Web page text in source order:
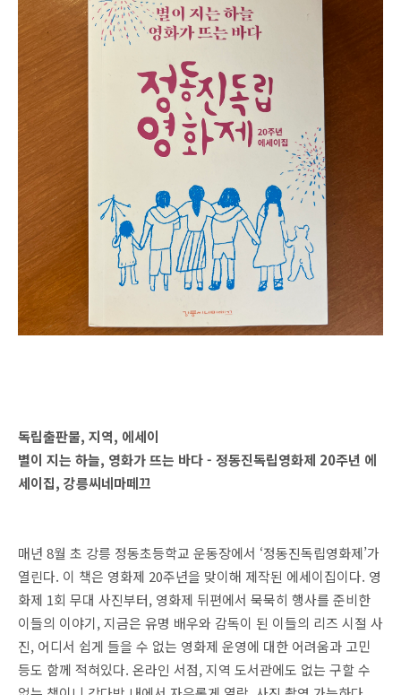
독립출판물, 지역, 에세이
별이 지는 하늘, 영화가 뜨는 바다 - 정동진독립영화제 20주년 에
세이집, 강릉씨네마떼끄
매년 8월 초 강릉 정동초등학교 운동장에서 ‘정동진독립영화제’가
열린다. 이 책은 영화제 20주년을 맞이해 제작된 에세이집이다. 영
화제 1회 무대 사진부터, 영화제 뒤편에서 묵묵히 행사를 준비한
이들의 이야기,지금은 유명 배우와 감독이 된 이들의 리즈 시절 사
진, 어디서 쉽게 들을 수 없는 영화제 운영에 대한 어려움과 고민
등도 함께 적혀있다. 온라인 서점,지역 도서관에도 없는 구할 수